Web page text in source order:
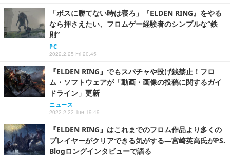
「ボスに勝てない時は寝ろ」『ELDEN RING』をやる
なら押さえたい、フロムゲー経験者のシンプルな“鉄
則”
PC
2022.2.25 Fri 20:45
『ELDEN RING』でもスパチャや投げ銭禁止！フロ
ム・ソフトウェアが「動画・画像の投稿に関するガイ
ドライン」更新
ニュース
2022.2.22 Tue 19:49
『ELDEN RING』はこれまでのフロム作品より多くの
プレイヤーがクリアできる気がする―宮崎英高氏がPS.
Blogロングインタビューで語る